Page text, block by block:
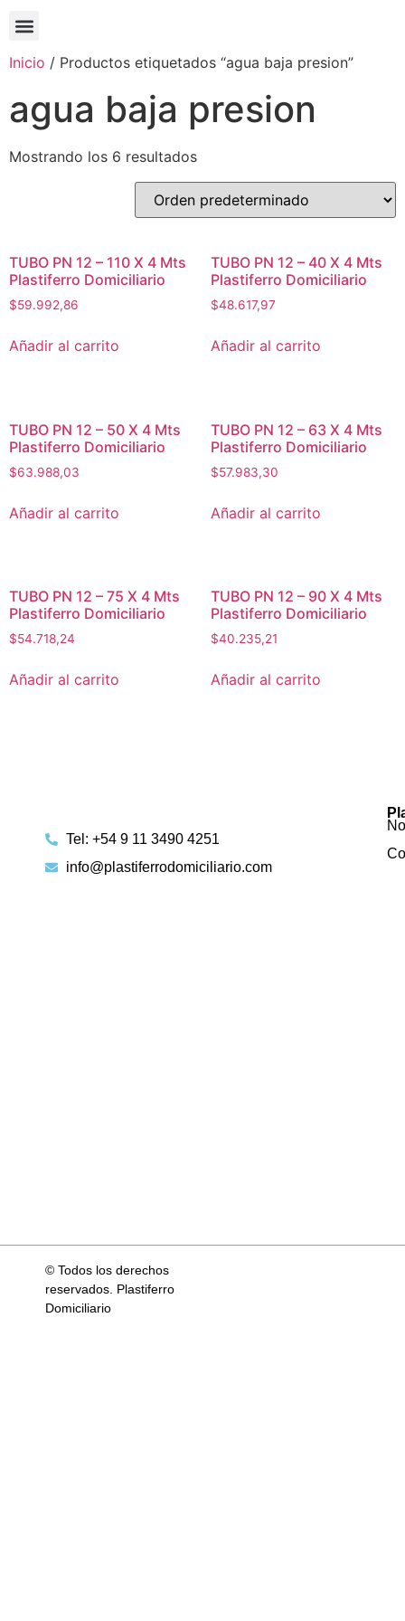
Inicio / Productos etiquetados “agua baja presion”
agua baja presion
Mostrando los 6 resultados
TUBO PN 12 – 110 X 4 Mts
Plastiferro Domiciliario
$59.992,86
Añadir al carrito
TUBO PN 12 – 40 X 4 Mts
Plastiferro Domiciliario
$48.617,97
Añadir al carrito
TUBO PN 12 – 50 X 4 Mts
Plastiferro Domiciliario
$63.988,03
Añadir al carrito
TUBO PN 12 – 63 X 4 Mts
Plastiferro Domiciliario
$57.983,30
Añadir al carrito
TUBO PN 12 – 75 X 4 Mts
Plastiferro Domiciliario
$54.718,24
Añadir al carrito
TUBO PN 12 – 90 X 4 Mts
Plastiferro Domiciliario
$40.235,21
Añadir al carrito
Tel: +54 9 11 3490 4251
info@plastiferrodomiciliario.com
© Todos los derechos
reservados. Plastiferro
Domiciliario